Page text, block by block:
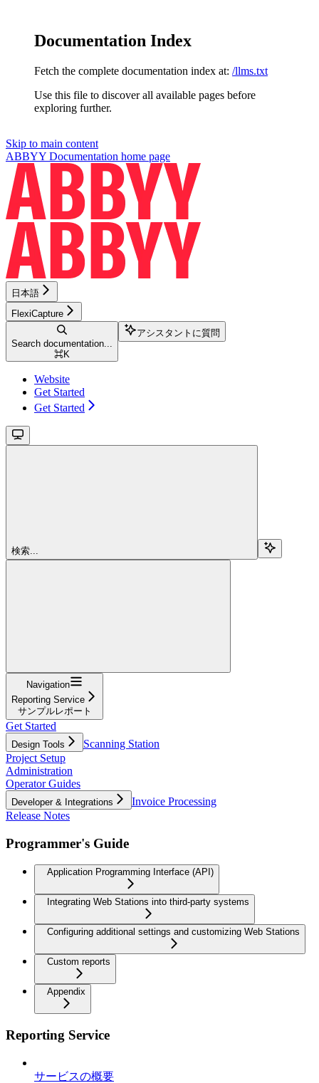
Documentation Index
Fetch the complete documentation index at: /llms.txt
Use this file to discover all available pages before
exploring further.
Skip to main content
ABBYY Documentation home page
日本語
FlexiCapture
Search documentation...
⌘K
アシスタントに質問
Website
Get Started
Get Started
検索...
Navigation
Reporting Service
サンプルレポート
Get Started
Design Tools
Scanning Station
Project Setup
Administration
Operator Guides
Developer & Integrations
Invoice Processing
Release Notes
Programmer's Guide
Application Programming Interface (API)
Integrating Web Stations into third-party systems
Configuring additional settings and customizing Web Stations
Custom reports
Appendix
Reporting Service
サービスの概要